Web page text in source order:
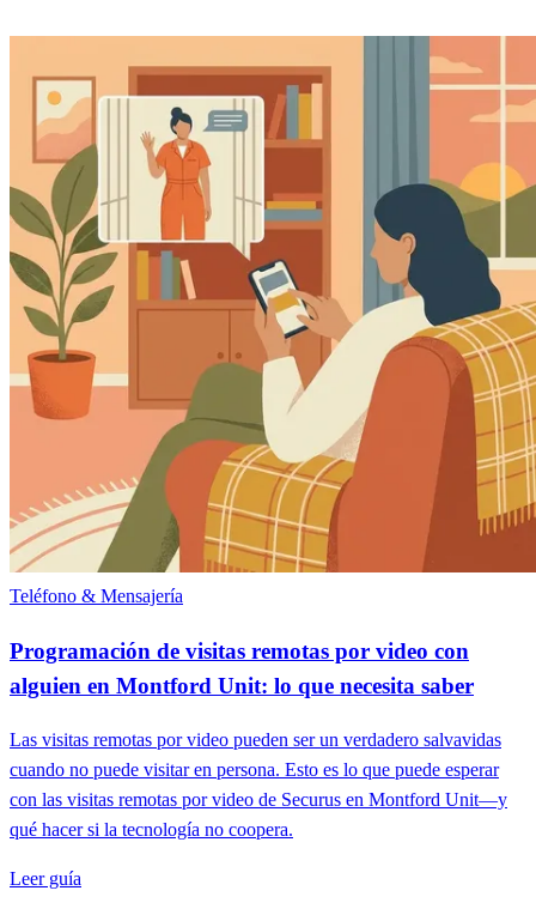
Teléfono & Mensajería
Programación de visitas remotas por video con
alguien en Montford Unit: lo que necesita saber
Las visitas remotas por video pueden ser un verdadero salvavidas
cuando no puede visitar en persona. Esto es lo que puede esperar
con las visitas remotas por video de Securus en Montford Unit—y
qué hacer si la tecnología no coopera.
Leer guía